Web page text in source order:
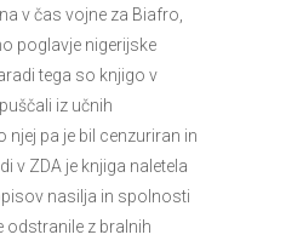
v čas vojne za Biafro,
poglavje nigerijske
tega so knjigo v
iz učnih
njej pa je bil cenzuriran in
v ZDA je knjiga naletela
nasilja in spolnosti
odstranile z bralnih